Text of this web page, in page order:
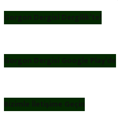
Gorgon Dergisi Dergilik’te!
Gorgon Dergisi Google Play’de
Bizimle İletişime Geçin